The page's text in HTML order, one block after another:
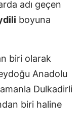
adı geçen
boyuna
biri olarak
Anadolu
Dulkadirli
biri haline